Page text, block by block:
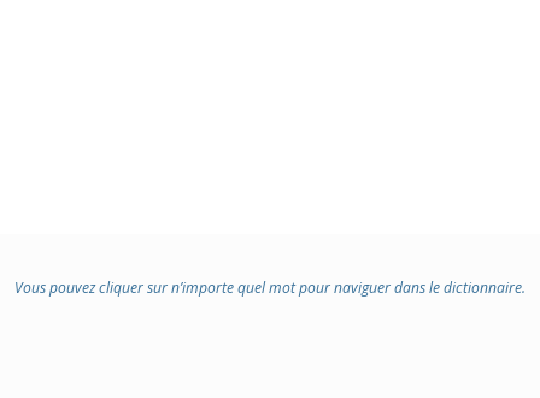
Vous pouvez cliquer sur n’importe quel mot pour naviguer dans le dictionnaire.